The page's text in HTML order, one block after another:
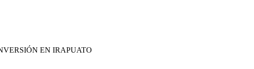
EN IRAPUATO